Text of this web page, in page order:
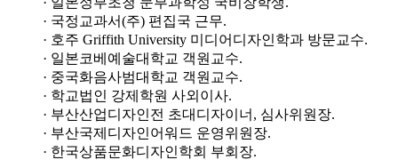
· 국정교과서(주) 편집국 근무.
· 호주 Griffith University 미디어디자인학과 방문교수.
· 일본코베예술대학교 객원교수.
· 중국화음사범대학교 객원교수.
· 학교법인 강제학원 사외이사.
· 부산산업디자인전 초대디자이너, 심사위원장.
· 부산국제디자인어워드 운영위원장.
· 한국상품문화디자인학회 부회장.